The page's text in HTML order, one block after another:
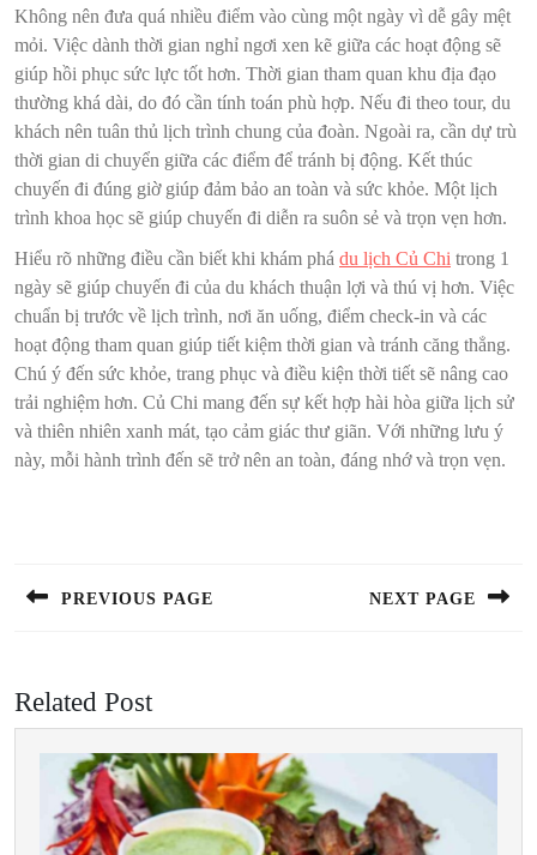
Không nên đưa quá nhiều điểm vào cùng một ngày vì dễ gây mệt
mỏi. Việc dành thời gian nghỉ ngơi xen kẽ giữa các hoạt động sẽ
giúp hồi phục sức lực tốt hơn. Thời gian tham quan khu địa đạo
thường khá dài, do đó cần tính toán phù hợp. Nếu đi theo tour, du
khách nên tuân thủ lịch trình chung của đoàn. Ngoài ra, cần dự trù
thời gian di chuyển giữa các điểm để tránh bị động. Kết thúc
chuyến đi đúng giờ giúp đảm bảo an toàn và sức khỏe. Một lịch
trình khoa học sẽ giúp chuyến đi diễn ra suôn sẻ và trọn vẹn hơn.
Hiểu rõ những điều cần biết khi khám phá du lịch Củ Chi trong 1
ngày sẽ giúp chuyến đi của du khách thuận lợi và thú vị hơn. Việc
chuẩn bị trước về lịch trình, nơi ăn uống, điểm check-in và các
hoạt động tham quan giúp tiết kiệm thời gian và tránh căng thẳng.
Chú ý đến sức khỏe, trang phục và điều kiện thời tiết sẽ nâng cao
trải nghiệm hơn. Củ Chi mang đến sự kết hợp hài hòa giữa lịch sử
và thiên nhiên xanh mát, tạo cảm giác thư giãn. Với những lưu ý
này, mỗi hành trình đến sẽ trở nên an toàn, đáng nhớ và trọn vẹn.
bài
PREVIOUS PAGE NEXT PAGE
Related Post